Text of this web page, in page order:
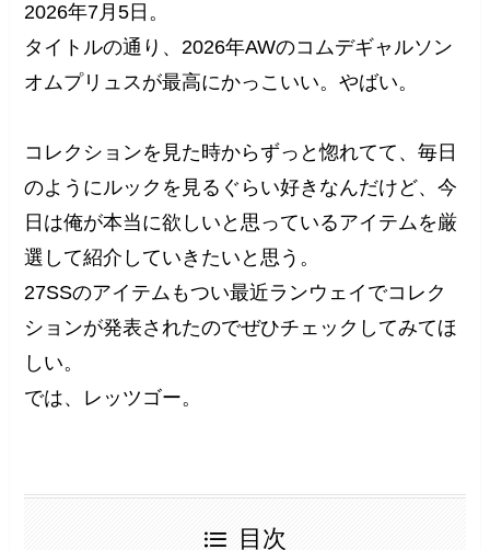
2026年7月5日。
タイトルの通り、2026年AWのコムデギャルソン
オムプリュスが最高にかっこいい。やばい。
コレクションを見た時からずっと惚れてて、毎日
のようにルックを見るぐらい好きなんだけど、今
日は俺が本当に欲しいと思っているアイテムを厳
選して紹介していきたいと思う。
27SSのアイテムもつい最近ランウェイでコレク
ションが発表されたのでぜひチェックしてみてほ
しい。
では、レッツゴー。
目次